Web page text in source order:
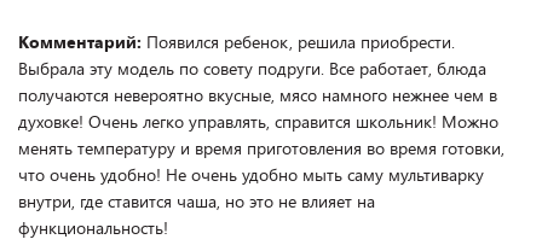
Комментарий: Появился ребенок, решила приобрести.
Выбрала эту модель по совету подруги. Все работает, блюда
получаются невероятно вкусные, мясо намного нежнее чем в
духовке! Очень легко управлять, справится школьник! Можно
менять температуру и время приготовления во время готовки,
что очень удобно! Не очень удобно мыть саму мультиварку
внутри, где ставится чаша, но это не влияет на
функциональность!